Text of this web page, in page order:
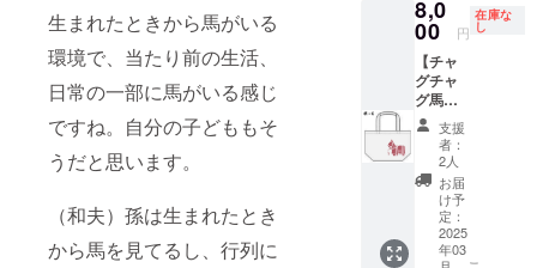
生まれたときから馬がいる
環境で、当たり前の生活、
日常の一部に馬がいる感じ
ですね。自分の子どももそ
うだと思います。
（和夫）孫は生まれたとき
から馬を見てるし、行列に
くださ
い。 ※
リター
ン品の
発送の
ため、
住所・
氏名・
電話番
号は必
ずご入
力くだ
さい。
※返品・
ン品の
発送の
ため、
住所・
氏名・
電話番
号は必
ずご入
力くだ
さい。
※返品・
交換は
承って
おりま
※申込時
に色を
お選び
くださ
い。 ※
表面は
社員証
入れ、
裏面は
着脱可
能な名
刺入れ
が付属
してい
お一人
につき
休憩地
点間の
１区間
のいず
れかの
ご参加
となり
ます。
<対象区
間>※区
間は選
べませ
は装束
馬の上
に乗っ
てご参
加いた
だけま
す。
【開催
日程
（予
定）】
・日
時：
2025年
8,0
00 円
在庫な
し
【チャ
グチャ
グ馬コ
ランチ
バッグ
（柄：
Ｃ）】
チャグ
チャグ
馬コを
デザイ
支援
者：
2人
お届
け予
定：
2025
年03